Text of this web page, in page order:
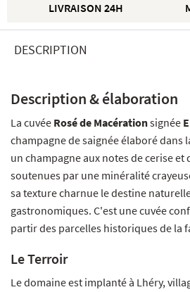
LIVRAISON 24H
DESCRIPTION
Description & élaboration
La cuvée Rosé de Macérationsignée
champagne de saignée élaboré dans
un champagne aux notes de cerise
soutenues par une minéralité
sa texture charnue le destine
gastronomiques. C'est une cuvée
partir des parcelles historiques de la
Le Terroir
Le domaine est implanté à Lhéry,